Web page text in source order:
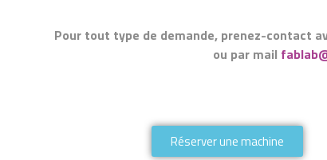
Pour tout type de demande, prenez-contact
ou par mail
Réserver une machine